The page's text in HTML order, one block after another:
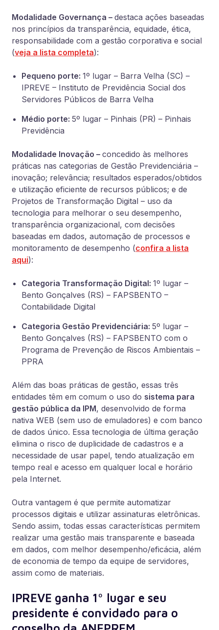
Modalidade Governança – destaca ações baseadas
nos princípios da transparência, equidade, ética,
responsabilidade com a gestão corporativa e social
(veja a lista completa):
Pequeno porte: 1º lugar – Barra Velha (SC) –
IPREVE – Instituto de Previdência Social dos
Servidores Públicos de Barra Velha
Médio porte: 5º lugar – Pinhais (PR) – Pinhais
Previdência
Modalidade Inovação – concedido às melhores
práticas nas categorias de Gestão Previdenciária –
inovação; relevância; resultados esperados/obtidos
e utilização eficiente de recursos públicos; e de
Projetos de Transformação Digital – uso da
tecnologia para melhorar o seu desempenho,
transparência organizacional, com decisões
baseadas em dados, automação de processos e
monitoramento de desempenho (confira a lista
aqui):
Categoria Transformação Digital: 1º lugar –
Bento Gonçalves (RS) – FAPSBENTO –
Contabilidade Digital
Categoria Gestão Previdenciária: 5º lugar –
Bento Gonçalves (RS) – FAPSBENTO com o
Programa de Prevenção de Riscos Ambientais –
PPRA
Além das boas práticas de gestão, essas três
entidades têm em comum o uso do sistema para
gestão pública da IPM, desenvolvido de forma
nativa WEB (sem uso de emuladores) e com banco
de dados único. Essa tecnologia de última geração
elimina o risco de duplicidade de cadastros e a
necessidade de usar papel, tendo atualização em
tempo real e acesso em qualquer local e horário
pela Internet.
Outra vantagem é que permite automatizar
processos digitais e utilizar assinaturas eletrônicas.
Sendo assim, todas essas características permitem
realizar uma gestão mais transparente e baseada
em dados, com melhor desempenho/eficácia, além
de economia de tempo da equipe de servidores,
assim como de materiais.
IPREVE ganha 1º lugar e seu
presidente é convidado para o